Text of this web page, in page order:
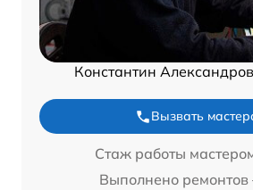
Константин
Вызвать
Стаж работы
Выполнено ремонтов